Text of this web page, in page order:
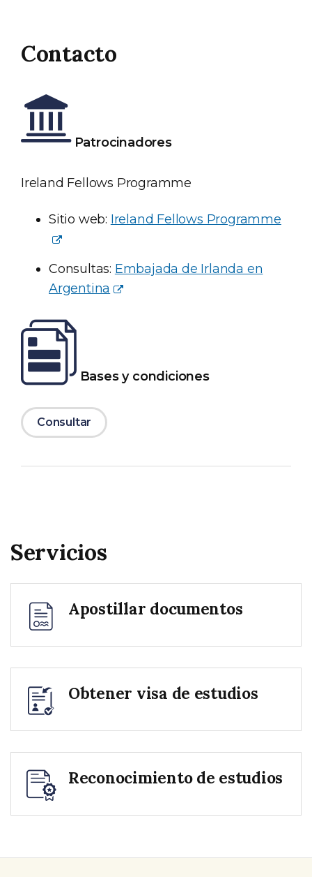
Contacto
Patrocinadores
Ireland Fellows Programme
Sitio web: Ireland Fellows Programme
Consultas: Embajada de Irlanda en
Argentina
Bases y condiciones
Consultar
Servicios
Apostillar documentos
Obtener visa de estudios
Reconocimiento de estudios